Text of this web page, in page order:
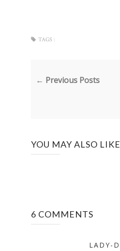
TAGS :
← Previous Posts
YOU MAY ALSO LIKE
6 COMMENTS
LADY-D